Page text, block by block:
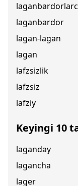
laganbardor
lagan-lagan
lagan
lafzsizlik
lafzsiz
lafziy
Keyingi 10
laganday
lagancha
lager